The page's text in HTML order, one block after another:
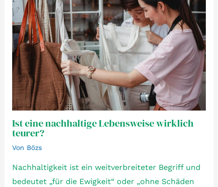
Ist eine nachhaltige Lebensweise wirklich
teurer?
Von Bözs
Nachhaltigkeit ist ein weitverbreiteter Begriff und
bedeutet „für die Ewigkeit“ oder „ohne Schäden